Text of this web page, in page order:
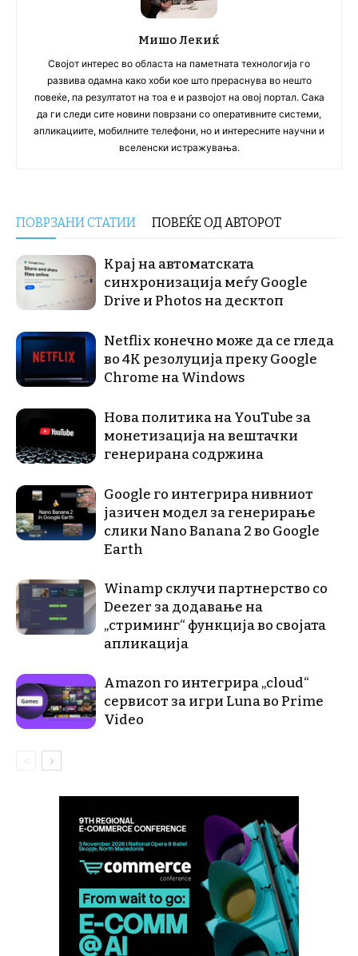
Мишо Лекиќ
Својот интерес во областа на паметната технологија го
развива одамна како хоби кое што прераснува во нешто
повеќе, па резултатот на тоа е и развојот на овој портал. Сака
да ги следи сите новини поврзани со оперативните системи,
апликациите, мобилните телефони, но и интересните научни и
вселенски истражувања.
ПОВРЗАНИ СТАТИИ ПОВЕЌЕ ОД АВТОРОТ
Крај на автоматската
синхронизација меѓу Google
Drive и Photos на десктоп
Netflix конечно може да се гледа
во 4K резолуција преку Google
Chrome на Windows
Нова политика на YouTube за
монетизација на вештачки
генерирана содржина
Google го интегрира нивниот
јазичен модел за генерирање
слики Nano Banana 2 во Google
Earth
Winamp склучи партнерство со
Deezer за додавање на
„стриминг“ функција во својата
апликација
Amazon го интегрира „cloud“
сервисот за игри Luna во Prime
Video